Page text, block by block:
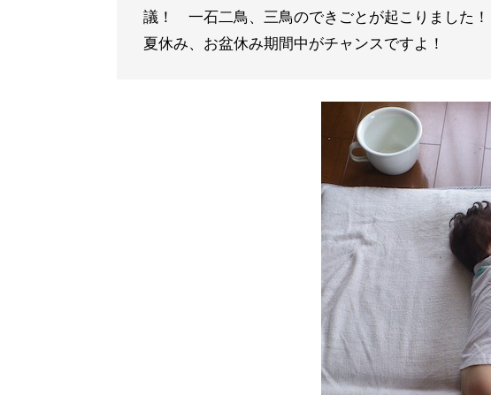
議！ 一石二鳥、三鳥のできごとが起こりました
夏休み、お盆休み期間中がチャンスですよ！